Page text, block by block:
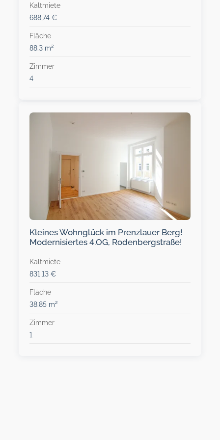
Kaltmiete
688,74 €
Fläche
88.3 m²
Zimmer
4
Kleines Wohnglück im Prenzlauer Berg!
Modernisiertes 4.OG, Rodenbergstraße!
Kaltmiete
831,13 €
Fläche
38.85 m²
Zimmer
1